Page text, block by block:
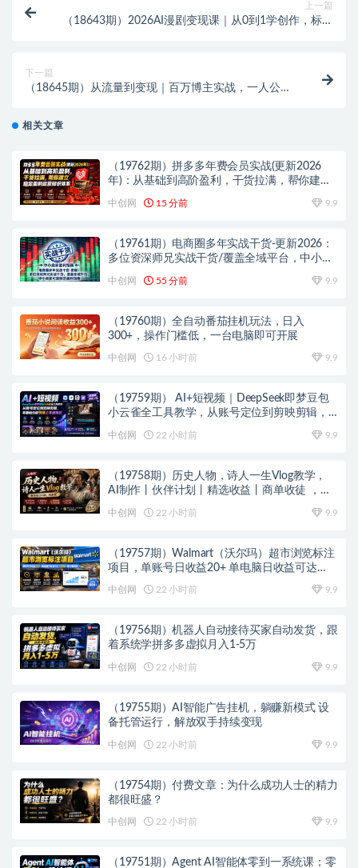
上一篇
（18643期）2026AI漫剧变现课｜从0到1学创作，标准
下一篇
（18645期）从流量到变现｜百万博主实战，一人公司
相关文章
（19762期）拼多多年费会员实战(更新2026
年)：从基础到高阶盈利，干货拉满，帮你建立
中创网 15 分前 9.9
（19761期）电商圈多年实战干货-更新2026：
多位资深师兄实战干货/覆盖全域平台，中小卖
中创网 55 分前 9.9
（19760期）全自动番茄挂机玩法，日入
300+，操作门槛低，一台电脑即可开展
中创网 16 小时前 9.9
（19759期） AI+短视频｜DeepSeek即梦豆包
小云雀全工具教学，从账号定位到剪映剪辑，
中创网 22 小时前 9.9
（19758期）历史人物，诗人一生Vlog教学，
AI制作丨伙伴计划丨精选收益丨商单收徒 ，新
中创网 22 小时前 9.9
（19757期）Walmart（沃尔玛）超市浏览标注
项目，单账号日收益20+ 单电脑日收益可达
中创网 22 小时前 9.9
（19756期）机器人自动接待买家自动发货，跟
着系统学拼多多虚拟月入1-5万
中创网 22 小时前 9.9
（19755期）AI智能广告挂机，躺赚新模式 设
备托管运行，解放双手持续变现
中创网 22 小时前 9.9
（19754期）付费文章：为什么成功人士的精力
都很旺盛？
中创网 22 小时前 9.9
（19751期）Agent AI智能体零到一系统课；零